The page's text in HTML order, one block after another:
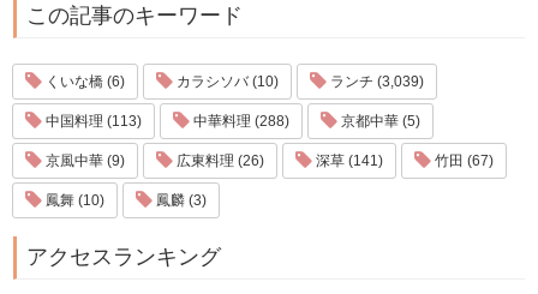
この記事のキーワード
くいな橋 (6) カラシソバ (10) ランチ (3,039)
中国料理 (113) 中華料理 (288) 京都中華 (5)
京風中華 (9) 広東料理 (26) 深草 (141) 竹田 (67)
鳳舞 (10) 鳳麟 (3)
アクセスランキング